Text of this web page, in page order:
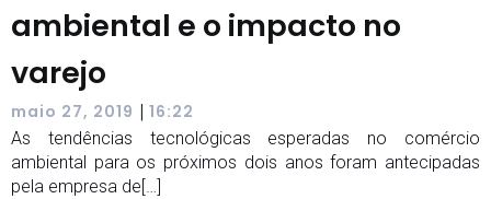
ambiental e o impacto no
varejo
maio 27, 2019 | 16:22
As tendências tecnológicas esperadas no comércio
ambiental para os próximos dois anos foram antecipadas
pela empresa de[…]